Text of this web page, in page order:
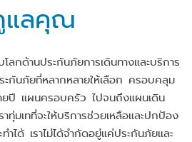
แลคุณ
โลกด้านประกันภัยการเดินทางและบริการ
ะกันภัยที่หลากหลายให้เลือก ครอบคลุม
ยปี แผนครอบครัว ไปจนถึงแผนเดิน
ทุ่มเทที่จะให้บริการช่วยเหลือและปกป้อง
ำได้ เราไม่ได้จำกัดอยู่แค่ประกันภัยและ